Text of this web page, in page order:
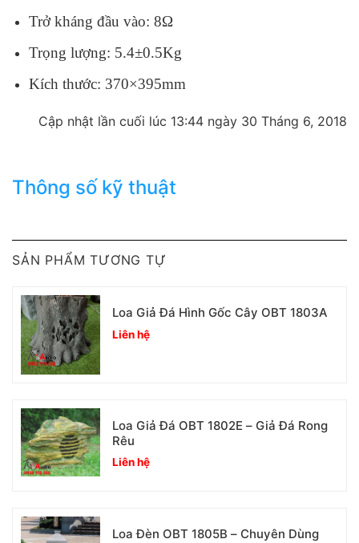
Trở kháng đầu vào: 8Ω
Trọng lượng: 5.4±0.5Kg
Kích thước: 370×395mm
Cập nhật lần cuối lúc 13:44 ngày 30 Tháng 6, 2018
Thông số kỹ thuật
SẢN PHẨM TƯƠNG TỰ
Loa Giả Đá Hình Gốc Cây OBT 1803A
Liên hệ
Loa Giả Đá OBT 1802E – Giả Đá Rong
Rêu
Liên hệ
Loa Đèn OBT 1805B – Chuyên Dùng